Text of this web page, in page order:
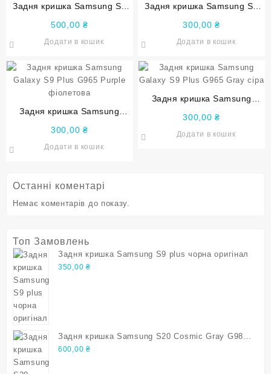
Останні коментарі
Немає коментарів до показу.
Задня кришка Samsung S9
original
500,00 ₴
Додати в кошик
Задня кришка Samsung S9
300,00₴
Додати в кошик
Задня кришка Samsung
фіолетова
300,00 ₴
Додати в кошик
Задня кришка Samsung
сіра
300,00₴
Додати в кошик
Топ Замовлень
Задня кришка Samsung S9 plus чорна оригінал
350,00 ₴
Задня кришка Samsung S20 Cosmic Gray G980
G981 s20 Оригінал
600,00 ₴